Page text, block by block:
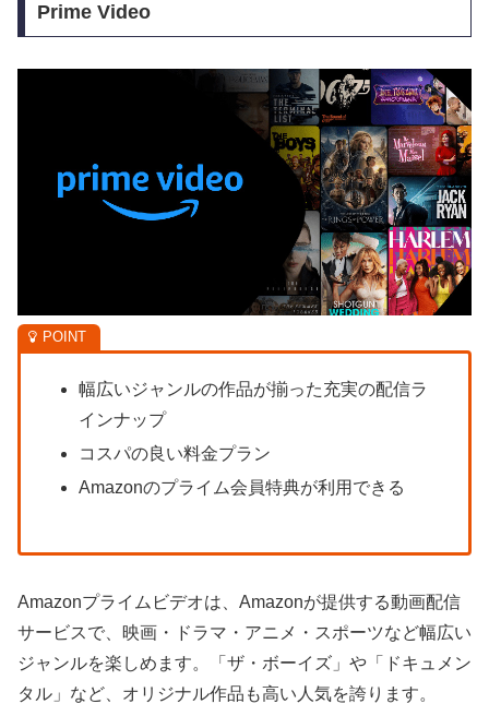
Prime Video
幅広いジャンルの作品が揃った充実の配信ラ
インナップ
コスパの良い料金プラン
Amazonのプライム会員特典が利用できる
Amazonプライムビデオは、Amazonが提供する動画配信
サービスで、映画・ドラマ・アニメ・スポーツなど幅広い
ジャンルを楽しめます。「ザ・ボーイズ」や「ドキュメン
タル」など、オリジナル作品も高い人気を誇ります。